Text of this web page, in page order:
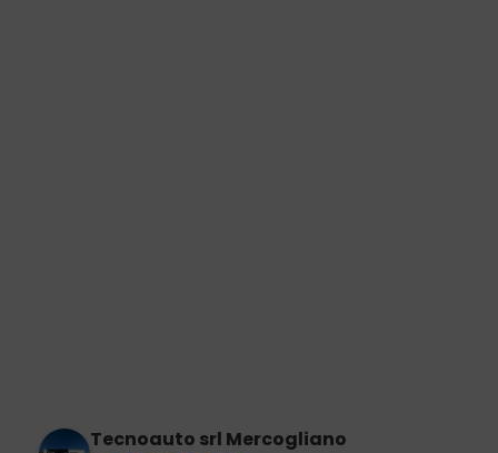
Tecnoauto srl Mercogliano